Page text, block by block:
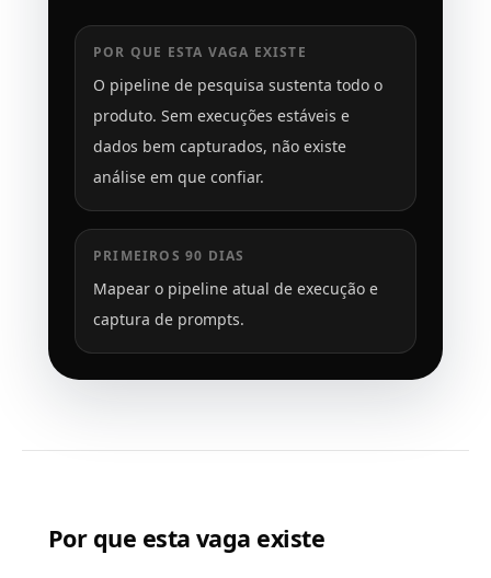
POR QUE ESTA VAGA EXISTE
O pipeline de pesquisa sustenta todo o
produto. Sem execuções estáveis e
dados bem capturados, não existe
análise em que confiar.
PRIMEIROS 90 DIAS
Mapear o pipeline atual de execução e
captura de prompts.
Por que esta vaga existe